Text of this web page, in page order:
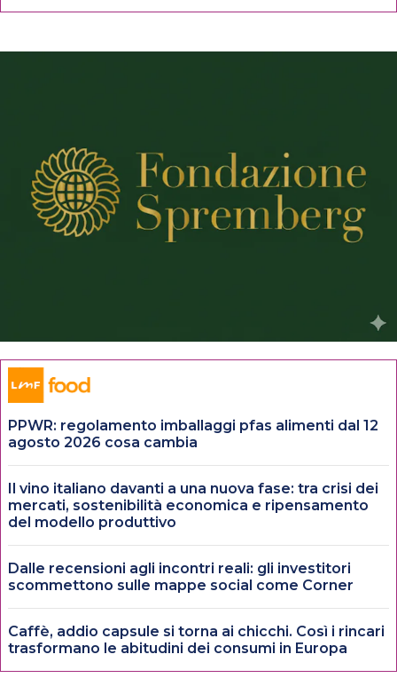
PPWR: regolamento imballaggi pfas alimenti dal 12
agosto 2026 cosa cambia
Il vino italiano davanti a una nuova fase: tra crisi dei
mercati, sostenibilità economica e ripensamento
del modello produttivo
Dalle recensioni agli incontri reali: gli investitori
scommettono sulle mappe social come Corner
Caffè, addio capsule si torna ai chicchi. Così i rincari
trasformano le abitudini dei consumi in Europa